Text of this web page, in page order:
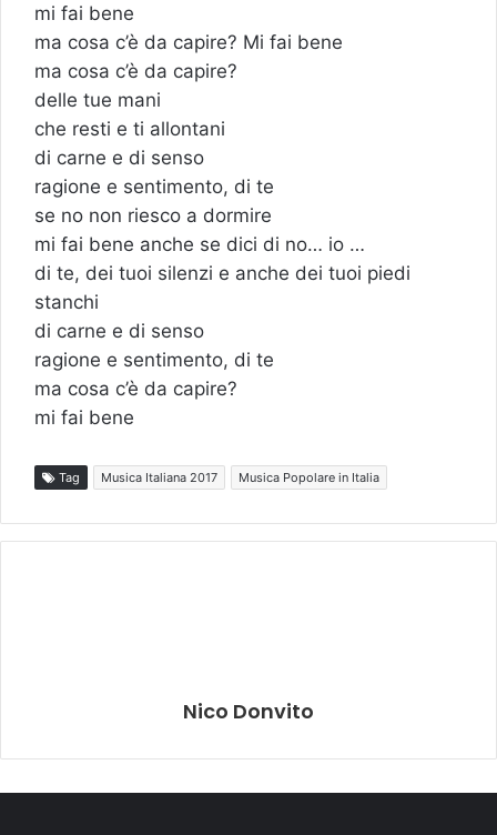
mi fai bene
ma cosa c’è da capire? Mi fai bene
ma cosa c’è da capire?
delle tue mani
che resti e ti allontani
di carne e di senso
ragione e sentimento, di te
se no non riesco a dormire
mi fai bene anche se dici di no… io …
di te, dei tuoi silenzi e anche dei tuoi piedi
stanchi
di carne e di senso
ragione e sentimento, di te
ma cosa c’è da capire?
mi fai bene
Tag Musica Italiana 2017 Musica Popolare in Italia
Nico Donvito